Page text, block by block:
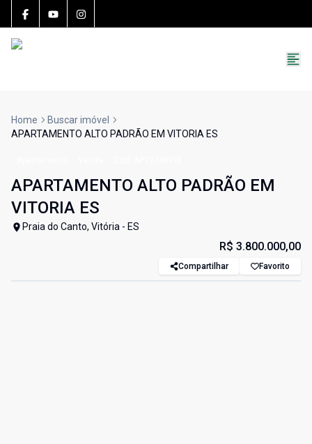
Home
Buscar imóvel
APARTAMENTO ALTO PADRÃO EM VITORIA ES
APARTAMENTO ALTO PADRÃO EM
VITORIA ES
Praia do Canto, Vitória - ES
R$ 3.800.000,00
Compartilhar Favorito